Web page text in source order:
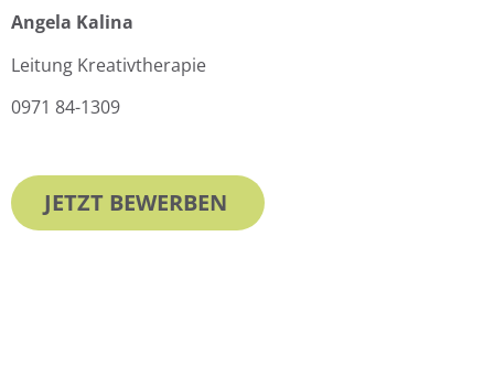
Angela Kalina
Leitung Kreativtherapie
0971 84-1309
JETZT BEWERBEN